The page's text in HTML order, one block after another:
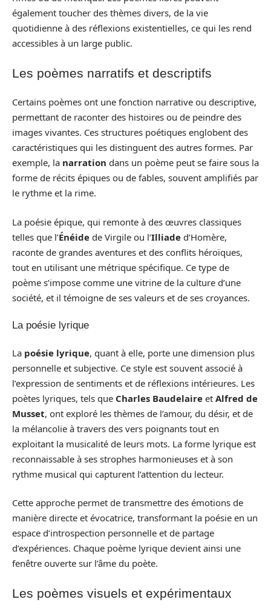
également toucher des thèmes divers, de la vie
quotidienne à des réflexions existentielles, ce qui les rend
accessibles à un large public.
Les poèmes narratifs et descriptifs
Certains poèmes ont une fonction narrative ou descriptive,
permettant de raconter des histoires ou de peindre des
images vivantes. Ces structures poétiques englobent des
caractéristiques qui les distinguent des autres formes. Par
exemple, la narration dans un poème peut se faire sous la
forme de récits épiques ou de fables, souvent amplifiés par
le rythme et la rime.
La poésie épique, qui remonte à des œuvres classiques
telles que l’Énéide de Virgile ou l’Illiade d’Homère,
raconte de grandes aventures et des conflits héroïques,
tout en utilisant une métrique spécifique. Ce type de
poème s’impose comme une vitrine de la culture d’une
société, et il témoigne de ses valeurs et de ses croyances.
La poésie lyrique
La poésie lyrique, quant à elle, porte une dimension plus
personnelle et subjective. Ce style est souvent associé à
l’expression de sentiments et de réflexions intérieures. Les
poètes lyriques, tels que Charles Baudelaire et Alfred de
Musset, ont exploré les thèmes de l’amour, du désir, et de
la mélancolie à travers des vers poignants tout en
exploitant la musicalité de leurs mots. La forme lyrique est
reconnaissable à ses strophes harmonieuses et à son
rythme musical qui capturent l’attention du lecteur.
Cette approche permet de transmettre des émotions de
manière directe et évocatrice, transformant la poésie en un
espace d’introspection personnelle et de partage
d’expériences. Chaque poème lyrique devient ainsi une
fenêtre ouverte sur l’âme du poète.
Les poèmes visuels et expérimentaux